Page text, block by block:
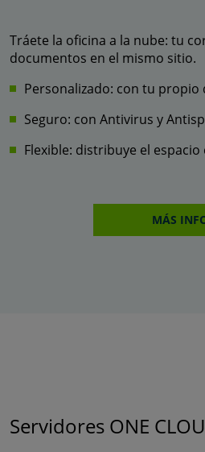
Tráete la oficina a la nube: tu
documentos en el mismo sitio.
Personalizado: con tu propio
Seguro: con Antivirus y
Flexible: distribuye el
MÁS
Servidores ONE